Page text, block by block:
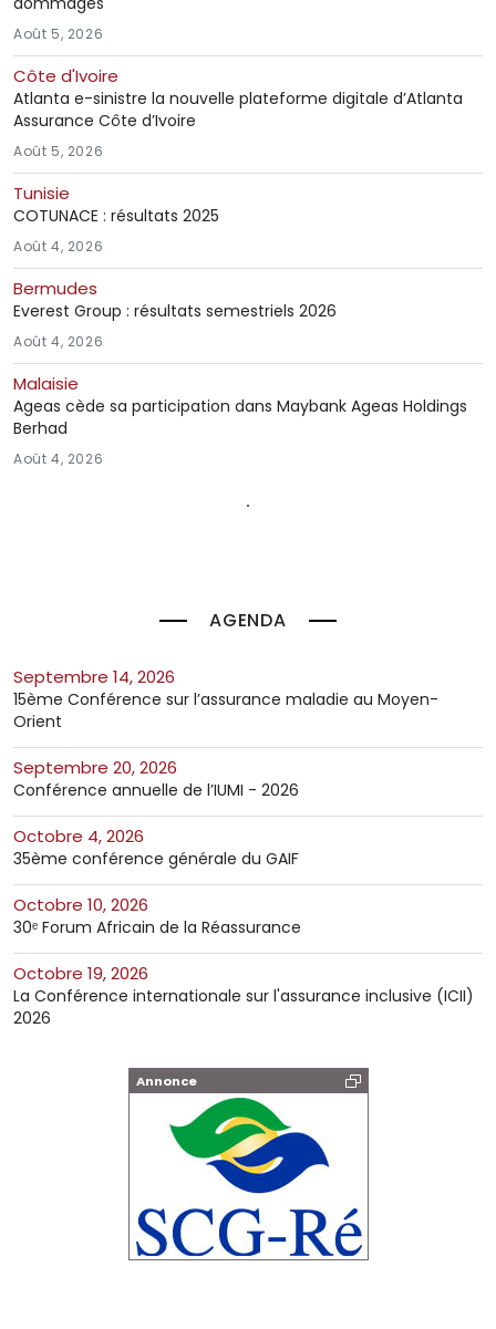
AGENDA
septembre 14, 2026
15ème Conférence sur l’assurance maladie au Moyen-
Orient
septembre 20, 2026
Conférence annuelle de l’IUMI - 2026
octobre 4, 2026
35ème conférence générale du GAIF
octobre 10, 2026
30ᵉ Forum Africain de la Réassurance
octobre 19, 2026
La Conférence internationale sur l'assurance inclusive (ICII)
2026
Annonce
Août 5, 2026
Côte d'Ivoire
Atlanta e-sinistre la nouvelle plateforme digitale d’Atlanta
Assurance Côte d’Ivoire
Août 5, 2026
Tunisie
COTUNACE : résultats 2025
Août 4, 2026
Bermudes
Everest Group : résultats semestriels 2026
Août 4, 2026
Malaisie
Ageas cède sa participation dans Maybank Ageas Holdings
Berhad
Août 4, 2026